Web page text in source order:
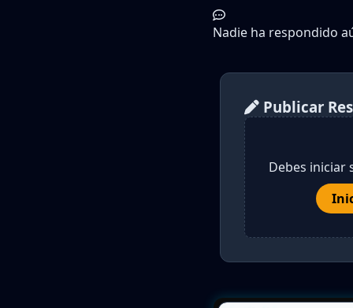
Nadie ha respondido
Publicar
Debes iniciar